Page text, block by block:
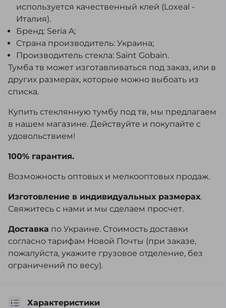
используется качественный клей (Loxeal -
Италия).
Бренд: Seria A;
Страна производитель: Украина;
Производитель стекла: Saint Gobain.
Тумба тв может изготавливаться под заказ, или в
других размерах, которые можно выбоать из
списка.
Купить стеклянную тумбу под тв, мы предлагаем
в нашем магазине. Действуйте и покупайте с
удовольствием!
100% гарантия.
Возможность оптовых и мелкооптовых продаж.
Изготовление в индивидуальных размерах.
Свяжитесь с нами и мы сделаем просчет.
Доставка по Украине. Стоимость доставки
согласно тарифам Новой Почты (при заказе,
пожалуйста, укажите грузовое отделение, без
ограничений по весу).
Характеристики